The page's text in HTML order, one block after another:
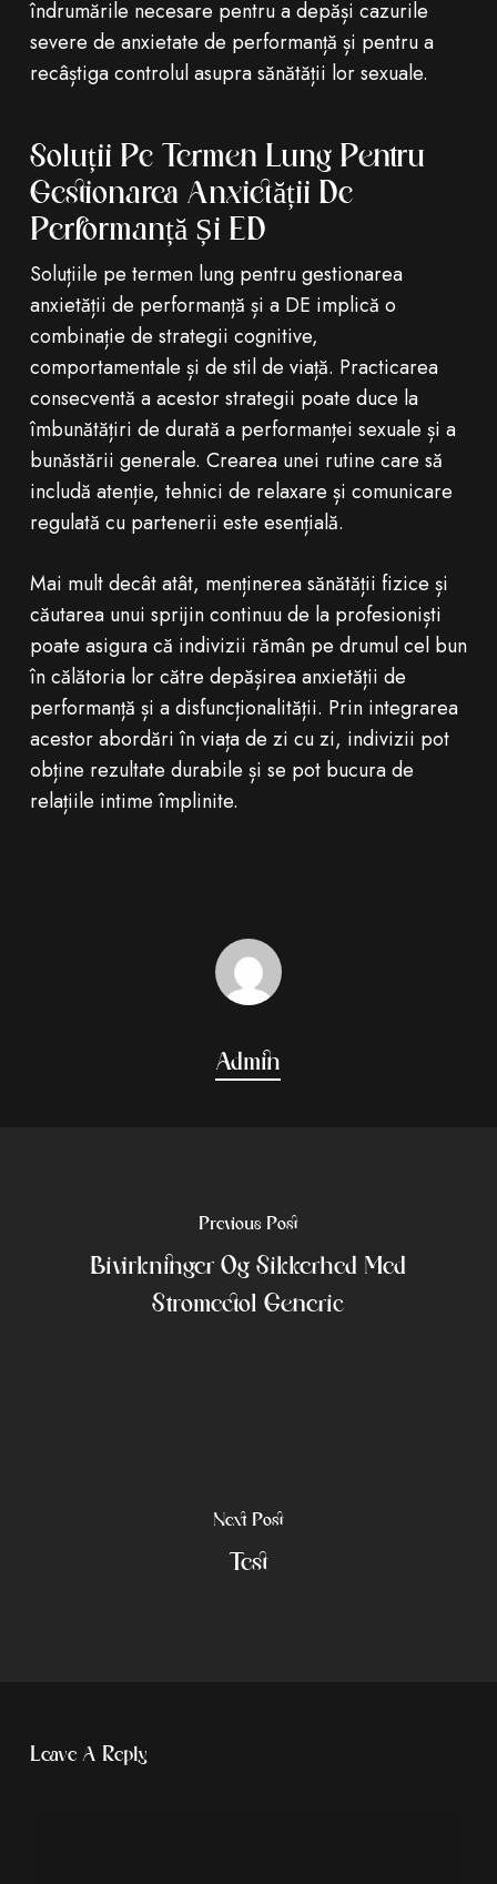
îndrumările necesare pentru a depăși cazurile
severe de anxietate de performanță și pentru a
recâștiga controlul asupra sănătății lor sexuale.
Soluții Pe Termen Lung Pentru
Gestionarea Anxietății De
Performanță Și ED
Soluțiile pe termen lung pentru gestionarea
anxietății de performanță și a DE implică o
combinație de strategii cognitive,
comportamentale și de stil de viață. Practicarea
consecventă a acestor strategii poate duce la
îmbunătățiri de durată a performanței sexuale și a
bunăstării generale. Crearea unei rutine care să
includă atenție, tehnici de relaxare și comunicare
regulată cu partenerii este esențială.
Mai mult decât atât, menținerea sănătății fizice și
căutarea unui sprijin continuu de la profesioniști
poate asigura că indivizii rămân pe drumul cel bun
în călătoria lor către depășirea anxietății de
performanță și a disfuncționalității. Prin integrarea
acestor abordări în viața de zi cu zi, indivizii pot
obține rezultate durabile și se pot bucura de
relațiile intime împlinite.
Admin
Previous Post
Bivirkninger Og Sikkerhed Med
Stromectol Generic
Next Post
Test
Leave A Reply